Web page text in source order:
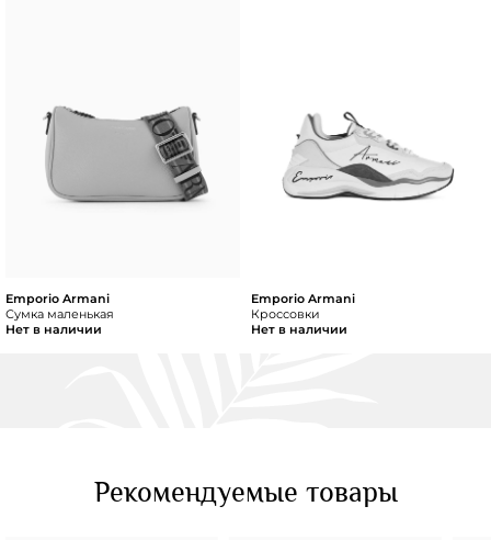
Emporio Armani
Сумка маленькая
Нет в наличии
Emporio Armani
Кроссовки
Нет в наличии
Рекомендуемые товары